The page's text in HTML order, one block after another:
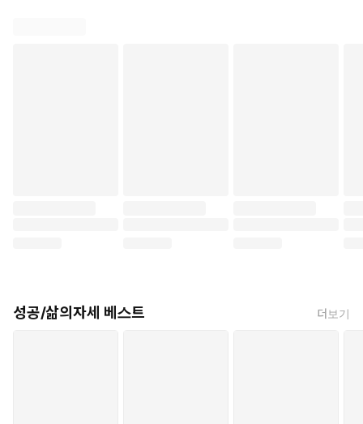
성공/삶의자세 베스트 더보기